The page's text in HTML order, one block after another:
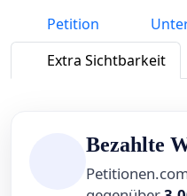
Petition
Extra Sichtbarkeit
Bezahlte